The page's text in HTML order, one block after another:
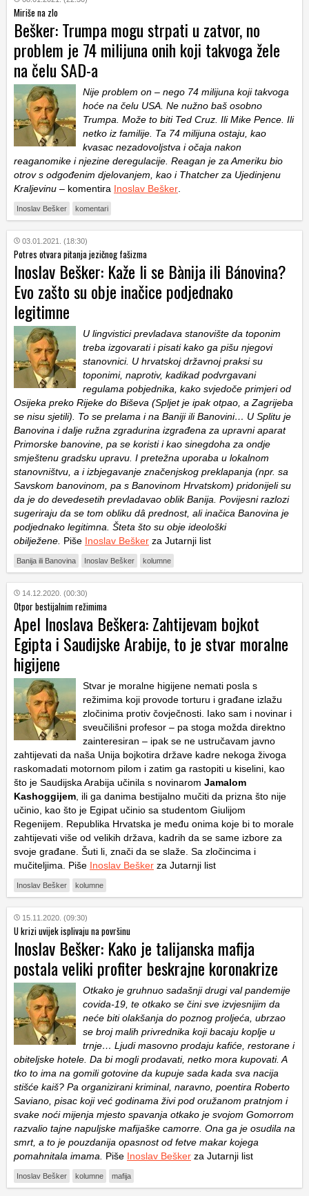
Miriše na zlo
Bešker: Trumpa mogu strpati u zatvor, no
problem je 74 milijuna onih koji takvoga žele
na čelu SAD-a
Nije problem on – nego 74 milijuna koji takvoga
hoće na čelu USA. Ne nužno baš osobno
Trumpa. Može to biti Ted Cruz. Ili Mike Pence. Ili
netko iz familije. Ta 74 milijuna ostaju, kao
kvasac nezadovoljstva i očaja nakon
reaganomike i njezine deregulacije. Reagan je za Ameriku bio
otrov s odgođenim djelovanjem, kao i Thatcher za Ujedinjenu
Kraljevinu – komentira Inoslav Bešker
Inoslav Bešker komentari
03.01.2021. (18:30)
Potres otvara pitanja jezičnog fašizma
Inoslav Bešker: Kaže li se Bànija ili Bánovina?
Evo zašto su obje inačice podjednako
legitimne
U lingvistici prevladava stanovište da toponim
treba izgovarati i pisati kako ga pišu njegovi
stanovnici. U hrvatskoj državnoj praksi su
toponimi, naprotiv, kadikad podvrgavani
regulama pobjednika, kako svjedoče primjeri od
Osijeka preko Rijeke do Biševa (Spljet je ipak otpao, a Zagrijeba
se nisu sjetili). To se prelama i na Baniji ili Banovini… U Splitu je
Banovina i dalje ružna zgradurina izgrađena za upravni aparat
Primorske banovine, pa se koristi i kao sinegdoha za ondje
smještenu gradsku upravu. I pretežna uporaba u lokalnom
stanovništvu, a i izbjegavanje značenjskog preklapanja (npr. sa
Savskom banovinom, pa s Banovinom Hrvatskom) pridonijeli su
da je do devedesetih prevladavao oblik Banija. Povijesni razlozi
sugeriraju da se tom obliku dâ prednost, ali inačica Banovina je
podjednako legitimna. Šteta što su obje ideološki
obilježene. Piše Inoslav Bešker za Jutarnji list
Banija ili Banovina Inoslav Bešker kolumne
14.12.2020. (00:30)
Otpor bestijalnim režimima
Apel Inoslava Beškera: Zahtijevam bojkot
Egipta i Saudijske Arabije, to je stvar moralne
higijene
Stvar je moralne higijene nemati posla s
režimima koji provode torturu i građane izlažu
zločinima protiv čovječnosti. Iako sam i novinar i
sveučilišni profesor – pa stoga možda direktno
zainteresiran – ipak se ne ustručavam javno
zahtijevati da naša Unija bojkotira države kadre nekoga živoga
raskomadati motornom pilom i zatim ga rastopiti u kiselini, kao
što je Saudijska Arabija učinila s novinarom Jamalom
Kashoggijem , ili ga danima bestijalno mučiti da prizna što nije
učinio, kao što je Egipat učinio sa studentom Giulijom
Regenijem. Republika Hrvatska je među onima koje bi to morale
zahtijevati više od velikih država, kadrih da se same izbore za
svoje građane. Šuti li, znači da se slaže. Sa zločincima i
mučiteljima. Piše Inoslav Bešker za Jutarnji list
Inoslav Bešker kolumne
15.11.2020. (09:30)
U krizi uvijek isplivaju na površinu
Inoslav Bešker: Kako je talijanska mafija
postala veliki profiter beskrajne koronakrize
Otkako je gruhnuo sadašnji drugi val pandemije
covida-19, te otkako se čini sve izvjesnijim da
neće biti olakšanja do poznog proljeća, ubrzao
se broj malih privrednika koji bacaju koplje u
trnje… Ljudi masovno prodaju kafiće, restorane i
obiteljske hotele. Da bi mogli prodavati, netko mora kupovati. A
tko to ima na gomili gotovine da kupuje sada kada sva nacija
stišće kaiš? Pa organizirani kriminal, naravno, poentira Roberto
Saviano, pisac koji već godinama živi pod oružanom pratnjom i
svake noći mijenja mjesto spavanja otkako je svojom Gomorrom
razvalio tajne napuljske mafijaške camorre. Ona ga je osudila na
smrt, a to je pouzdanija opasnost od fetve makar kojega
pomahnitala imama.
Piše Inoslav Bešker za Jutarnji list
Inoslav Bešker kolumne mafija